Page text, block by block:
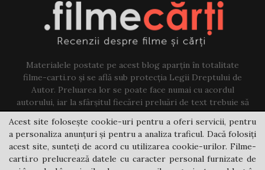
Materialele postate pe acest blog aparțin în totalitate
filme-carti.ro și se află sub protecția Legii Dreptului de
Autor. Preluarea lor se poate face numai cu acordul
autorului, iar la sfârșitul fiecărei preluări de text trebuie să
existe un link către acest blog.
Contact us:jovi@filme-carti.ro
Acest site folosește cookie-uri pentru a oferi servicii, pentru
a personaliza anunțuri și pentru a analiza traficul. Dacă folosiți
acest site, sunteți de acord cu utilizarea cookie-urilor. Filme-
carti.ro prelucrează datele cu caracter personal furnizate de